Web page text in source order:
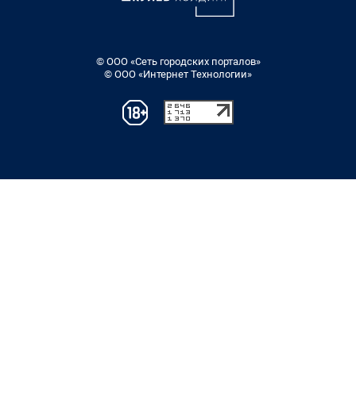
© ООО «Сеть городских порталов»
© ООО «Интернет Технологии»